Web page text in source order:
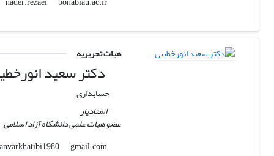
هیات تحریریه
دکتر سعید
حسابداری
استادیار
عضو هیات علمی دانشگاه آزاد اسلامی
anvarkhatibi1980
gmail.com